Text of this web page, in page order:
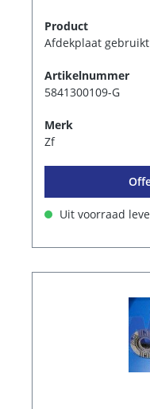
Product
Afdekplaat gebruikt
Artikelnummer
5841300109-G
Merk
Zf
Uit voorraad